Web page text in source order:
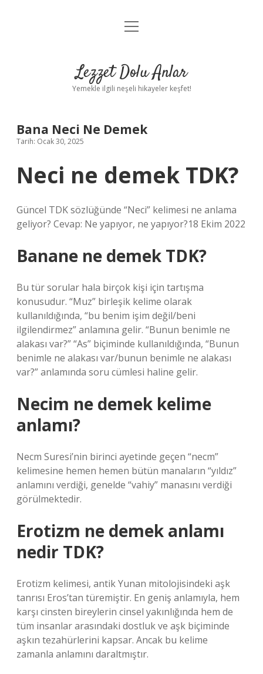
Anasayfa
Yasal Uyarı
menüyü
Lezzet Dolu Anlar
Yemekle ilgili neşeli hikayeler keşfet!
Bana Neci Ne Demek
Tarih: Ocak 30, 2025
Neci ne demek TDK?
Güncel TDK sözlüğünde “Neci” kelimesi ne anlama
geliyor? Cevap: Ne yapıyor, ne yapıyor?18 Ekim 2022
Banane ne demek TDK?
Bu tür sorular hala birçok kişi için tartışma
konusudur. “Muz” birleşik kelime olarak
kullanıldığında, “bu benim işim değil/beni
ilgilendirmez” anlamına gelir. “Bunun benimle ne
alakası var?” “As” biçiminde kullanıldığında, “Bunun
benimle ne alakası var/bunun benimle ne alakası
var?” anlamında soru cümlesi haline gelir.
Necim ne demek kelime
anlamı?
Necm Suresi’nin birinci ayetinde geçen “necm”
kelimesine hemen hemen bütün manaların “yıldız”
anlamını verdiği, genelde “vahiy” manasını verdiği
görülmektedir.
Erotizm ne demek anlamı
nedir TDK?
Erotizm kelimesi, antik Yunan mitolojisindeki aşk
tanrısı Eros’tan türemiştir. En geniş anlamıyla, hem
karşı cinsten bireylerin cinsel yakınlığında hem de
tüm insanlar arasındaki dostluk ve aşk biçiminde
aşkın tezahürlerini kapsar. Ancak bu kelime
zamanla anlamını daraltmıştır.